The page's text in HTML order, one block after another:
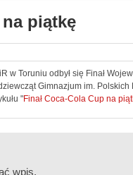
na piątkę
w Toruniu odbył się Finał
Gimnazjum im.
"Finał Coca-Cola Cup na
wpis.